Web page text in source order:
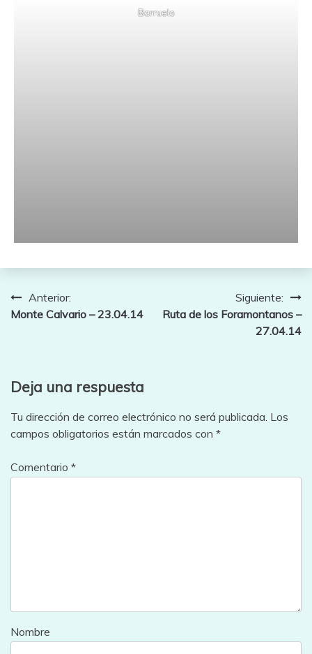
Barruelo
Navegación
Anterior:
Monte Calvario – 23.04.14
Siguiente:
Ruta de los Foramontanos –
27.04.14
Deja una respuesta
Tu dirección de correo electrónico no será publicada. Los
campos obligatorios están marcados con *
Comentario *
Nombre